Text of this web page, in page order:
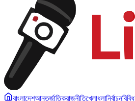
বাংলাদেশআন্তর্জাতিকরাজনীতিখেলাধুলানির্বাচনবিবিধ